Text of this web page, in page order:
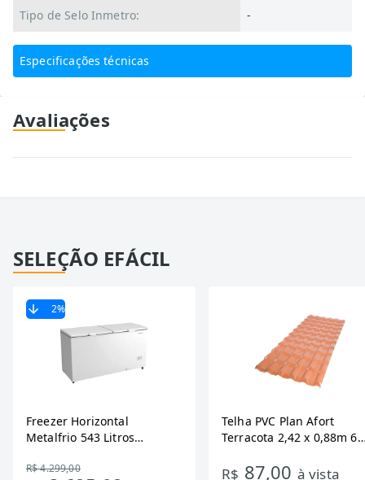
Tipo de Selo Inmetro: -
Especificações técnicas
Avaliações
SELEÇÃO EFÁCIL
2%
Freezer Horizontal
Metalfrio 543 Litros
Tecnologia Inverter, Branco,
R$ 4.299,00
Telha PVC Plan Afort
Terracota 2,42 x 0,88m 6
R$ 87,00 à vista